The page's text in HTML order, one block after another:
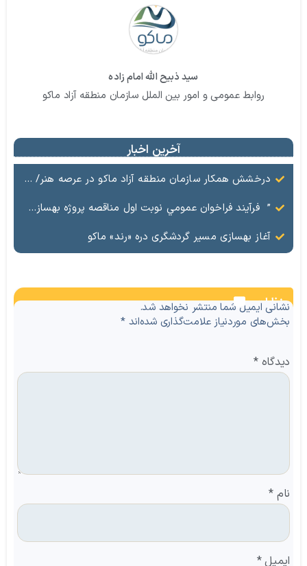
سید ذبیح الله امام زاده
روابط عمومی و امور بین الملل سازمان منطقه آزاد ماکو
آخرین اخبار
درخشش همکار سازمان منطقه آزاد ماکو در عرصه هنر/ مستند تاریخی «زری خانم» به کارگردانی احد عبادی رونمایی شد
” فرآيند فراخوان عمومي نوبت اول مناقصه پروژه بهسازي و آسفالت راه و پاركينگ مجموعه آب درماني شهرستان شوط منطقه آزاد ماكو “
آغاز بهسازی مسیر گردشگری دره «رند» ماکو
نظرات
نشانی ایمیل شما منتشر نخواهد شد.
بخش‌های موردنیاز علامت‌گذاری شده‌اند*
دیدگاه*
نام *
ایمیل*